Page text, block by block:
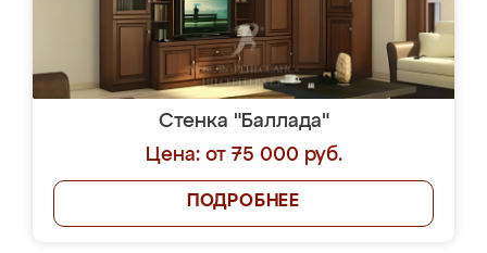
Стенка "Баллада"
Цена: от 75 000 руб.
ПОДРОБНЕЕ